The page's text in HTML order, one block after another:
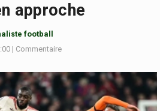
approche
football
| Commentaire